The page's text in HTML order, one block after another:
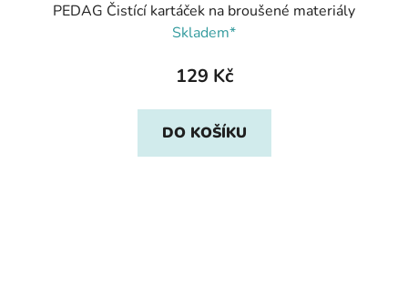
PEDAG Čistící kartáček na broušené materiály
Skladem*
129 Kč
DO KOŠÍKU